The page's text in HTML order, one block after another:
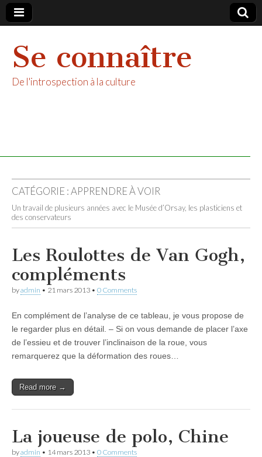
Se connaître
De l'introspection à la culture
CATÉGORIE :APPRENDRE À VOIR
Un travail de plusieurs années avec le Musée d’Orsay, les plasticiens et
des conservateurs
Les Roulottes de Van Gogh,
compléments
byadmin • 21 mars 2013 • 0 Comments
En complément de l’analyse de ce tableau, je vous propose de
le regarder plus en détail. – Si on vous demande de placer l’axe
de l’essieu et de trouver l’inclinaison de la roue, vous
remarquerez que la déformation des roues…
Read more →
La joueuse de polo, Chine
byadmin • 14 mars 2013 • 0 Comments